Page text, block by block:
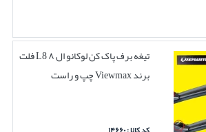
تیغه برف پاک کن لوکانو ال ۸ L8 فلت
برند Viewmax چپ و راست